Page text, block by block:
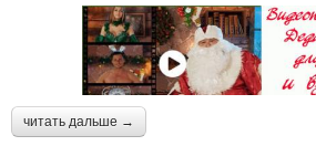
читать дальше →